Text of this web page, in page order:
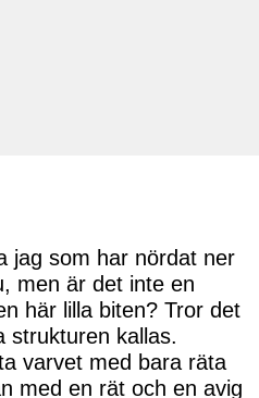
jag som har nördat ner
men är det inte en
här lilla biten? Tror det
strukturen kallas.
varvet med bara räta
med en rät och en avig